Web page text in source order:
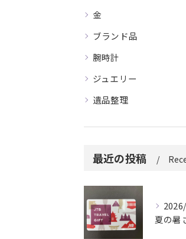
金
ブランド品
腕時計
ジュエリー
遺品整理
最近の投稿